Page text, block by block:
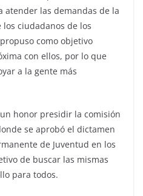
atender las demandas de la
ciudadanos de los
como objetivo
con ellos, por lo que
a la gente más
honor presidir la comisión
se aprobó el dictamen
de Juventud en los
de buscar las mismas
para todos.